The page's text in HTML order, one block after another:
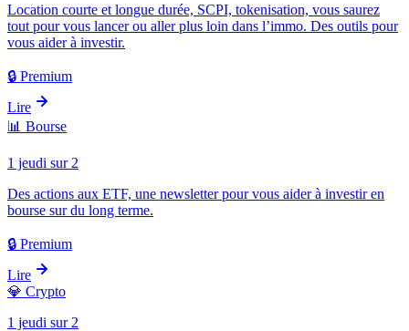
Location courte et longue durée, SCPI, tokenisation, vous saurez
tout pour vous lancer ou aller plus loin dans l’immo. Des outils pour
vous aider à investir.
🔒 Premium
Lire
📊 Bourse
1 jeudi sur 2
Des actions aux ETF, une newsletter pour vous aider à investir en
bourse sur du long terme.
🔒 Premium
Lire
💎 Crypto
1 jeudi sur 2